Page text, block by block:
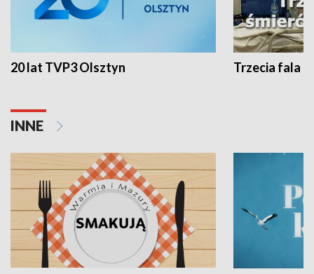
20 lat TVP3 Olsztyn Trzecia fala -
INNE